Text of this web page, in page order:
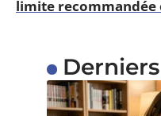
limite recommandée